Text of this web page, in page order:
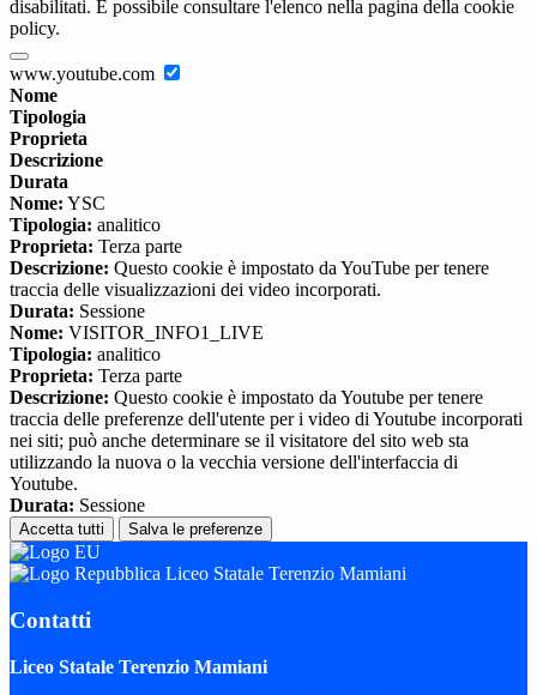
disabilitati. È possibile consultare l'elenco nella pagina della cookie
policy.
www.youtube.com
Nome
Tipologia
Proprieta
Descrizione
Durata
Nome: YSC
Tipologia: analitico
Proprieta: Terza parte
Descrizione: Questo cookie è impostato da YouTube per tenere
traccia delle visualizzazioni dei video incorporati.
Durata: Sessione
Nome: VISITOR_INFO1_LIVE
Tipologia: analitico
Proprieta: Terza parte
Descrizione: Questo cookie è impostato da Youtube per tenere
traccia delle preferenze dell'utente per i video di Youtube incorporati
nei siti; può anche determinare se il visitatore del sito web sta
utilizzando la nuova o la vecchia versione dell'interfaccia di
Youtube.
Durata: Sessione
Accetta tutti Salva le preferenze
Liceo Statale Terenzio Mamiani
Contatti
Liceo Statale Terenzio Mamiani